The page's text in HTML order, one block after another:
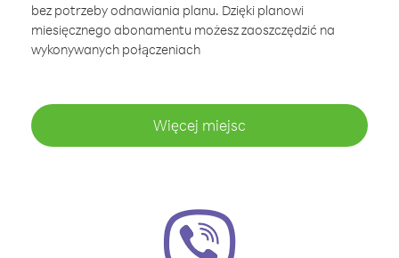
bez potrzeby odnawiania planu. Dzięki planowi
miesięcznego abonamentu możesz zaoszczędzić na
wykonywanych połączeniach
Więcej miejsc